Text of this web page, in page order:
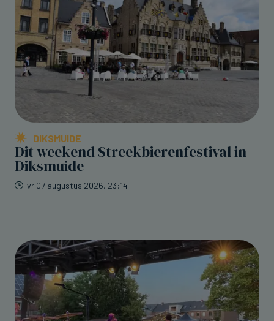
DIKSMUIDE
Dit weekend Streekbierenfestival in
Diksmuide
vr 07 augustus 2026, 23:14